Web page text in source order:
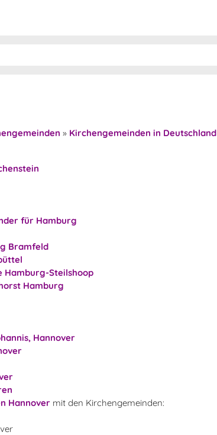
» Kirchengemeinden in Deutschland
für Hamburg
Bramfeld
Hamburg-Steilshoop
Hamburg
Hannover
Hannover mit den Kirchengemeinden: